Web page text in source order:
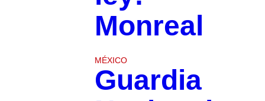
Monreal
MÉXICO
Guardia